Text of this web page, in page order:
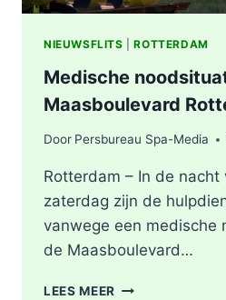
NIEUWSFLITS |ROTTERDAM
Medische
Maasboulevard
Door Persbureau Spa-Media
Rotterdam – In de nacht
zaterdag zijn de
vanwege een medische
de Maasboulevard…
LEES MEER MEDISCHE